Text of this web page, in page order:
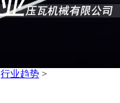
行业趋势 >